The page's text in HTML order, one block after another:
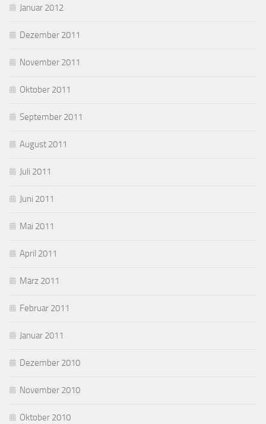
Januar 2012
Dezember 2011
November 2011
Oktober 2011
September 2011
August 2011
Juli 2011
Juni 2011
Mai 2011
April 2011
März 2011
Februar 2011
Januar 2011
Dezember 2010
November 2010
Oktober 2010